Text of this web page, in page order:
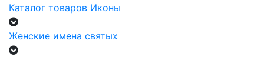
Каталог товаров Иконы
Женские имена святых